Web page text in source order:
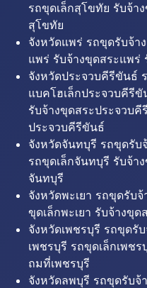
รถขุดเล็กสุโขทัย รับจ้า
สุโขทัย
จังหวัดแพร่ รถขุดรับจ้า
แพร่ รับจ้างขุดสระแพร่
จังหวัดประจวบคีรีขันธ์
แบคโฮเล็กประจวบคีรี
รับจ้างขุดสระประจวบ
ประจวบคีรีขันธ์
จังหวัดจันทบุรี รถขุดรับ
รถขุดเล็กจันทบุรี รับจ้า
จันทบุรี
จังหวัดพะเยา รถขุดรับจ้
ขุดเล็กพะเยา รับจ้างขุด
จังหวัดเพชรบุรี รถขุดรั
เพชรบุรี รถขุดเล็กเพช
ถมที่เพชรบุรี
จังหวัดลพบุรี รถขุดรับจ้